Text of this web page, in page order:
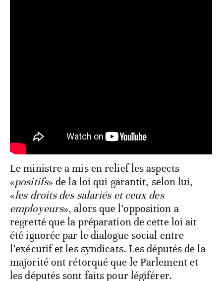
Le ministre a mis en relief les aspects
«positifs» de la loi qui garantit, selon lui,
«les droits des salariés et ceux des
employeurs», alors que l’opposition a
regretté que la préparation de cette loi ait
été ignorée par le dialogue social entre
l’exécutif et les syndicats. Les députés de la
majorité ont rétorqué que le Parlement et
les députés sont faits pour légiférer.